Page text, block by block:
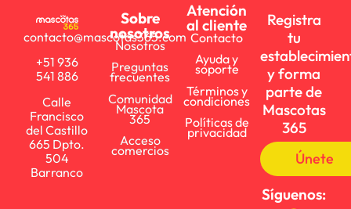
contacto@mascotas365.com
+51 936
541 886
Calle
Francisco
del Castillo
665 Dpto.
504
Barranco
Sobre
nosotros
Nosotros
Preguntas
frecuentes
Comunidad
Mascota
365
Acceso
comercios
Atención
al cliente
Contacto
Ayuda y
soporte
Términos y
condiciones
Políticas de
privacidad
Registra
tu
y forma
parte de
Mascotas
365
Únete
Síguenos: